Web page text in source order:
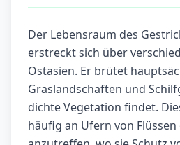
Der Lebensraum des
erstreckt sich über
Ostasien. Er brütet
Graslandschaften und
dichte Vegetation findet.
häufig an Ufern von Flüssen